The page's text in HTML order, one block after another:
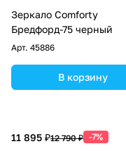
Зеркало Comforty
Бредфорд-75 черный
Арт. 45886
В корзину
11 895 ₽12 790 ₽ -7%